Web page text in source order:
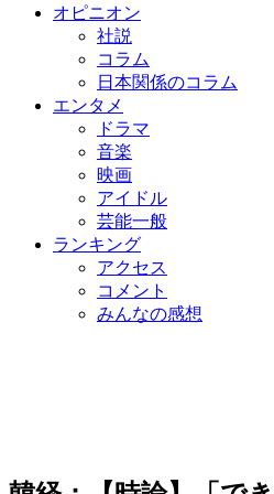
オピニオン
社説
コラム
日本関係のコラム
エンタメ
ドラマ
音楽
映画
アイドル
芸能一般
ランキング
アクセス
コメント
みんなの感想